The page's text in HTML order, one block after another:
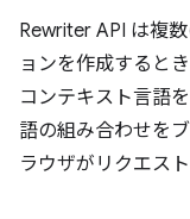
Rewriter API は複
ョンを作成すると
コンテキスト言語
語の組み合わせを
ラウザがリクエス